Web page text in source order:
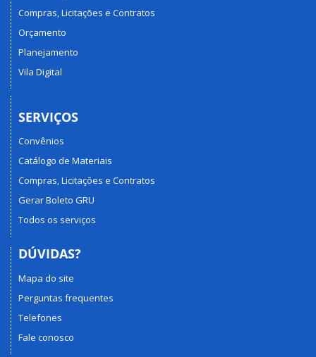
Compras, Licitações e Contratos
Orçamento
Planejamento
Vila Digital
SERVIÇOS
Convênios
Catálogo de Materiais
Compras, Licitações e Contratos
Gerar Boleto GRU
Todos os serviços
DÚVIDAS?
Mapa do site
Perguntas frequentes
Telefones
Fale conosco